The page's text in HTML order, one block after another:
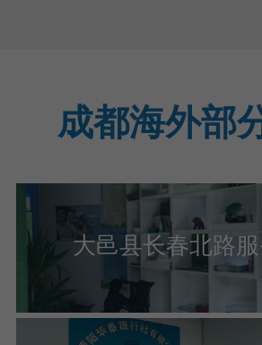
成都海外部
大邑县长春北路